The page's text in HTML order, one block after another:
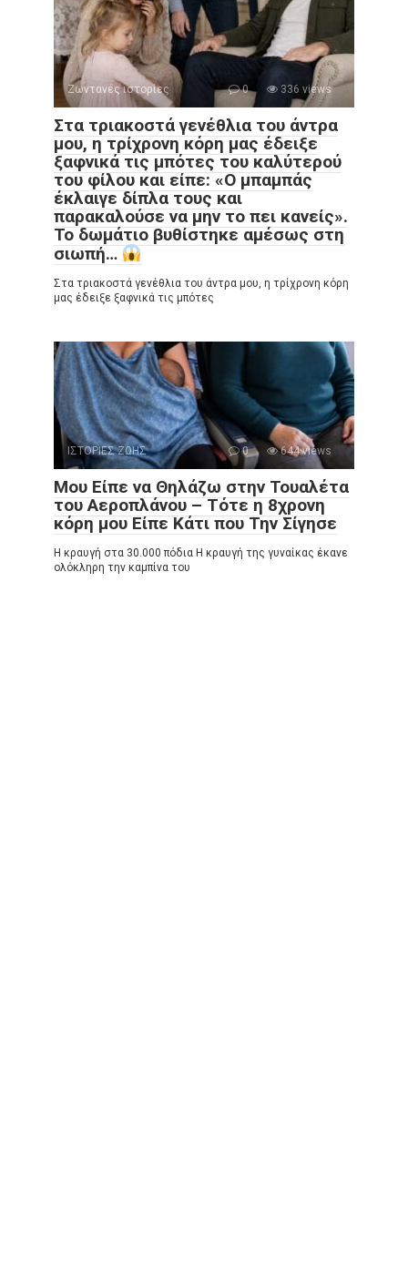
Ζωντανές ιστορίες 0 336 views
Στα τριακοστά γενέθλια του άντρα
μου, η τρίχρονη κόρη μας έδειξε
ξαφνικά τις μπότες του καλύτερού
του φίλου και είπε: «Ο μπαμπάς
έκλαιγε δίπλα τους και
παρακαλούσε να μην το πει κανείς».
Το δωμάτιο βυθίστηκε αμέσως στη
σιωπή…
Στα τριακοστά γενέθλια του άντρα μου, η τρίχρονη κόρη
μας έδειξε ξαφνικά τις μπότες
ΙΣΤΟΡΙΕΣ ΖΩΗΣ 0 644 views
Μου Είπε να Θηλάζω στην Τουαλέτα
του Αεροπλάνου – Τότε η 8χρονη
κόρη μου Είπε Κάτι που Την Σίγησε
Η κραυγή στα 30.000 πόδια Η κραυγή της γυναίκας έκανε
ολόκληρη την καμπίνα του